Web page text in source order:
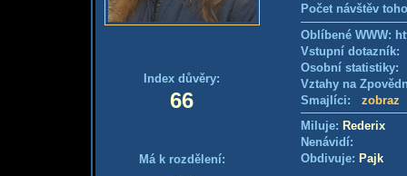
Index důvěry:
66
Má k rozdělení:
Počet návštěv
Oblíbené WWW:
Vstupní
Osobní
Vztahy na
Smajlíci: zobraz
Miluje: Rederix
Nenávidí:
Obdivuje: Pajk